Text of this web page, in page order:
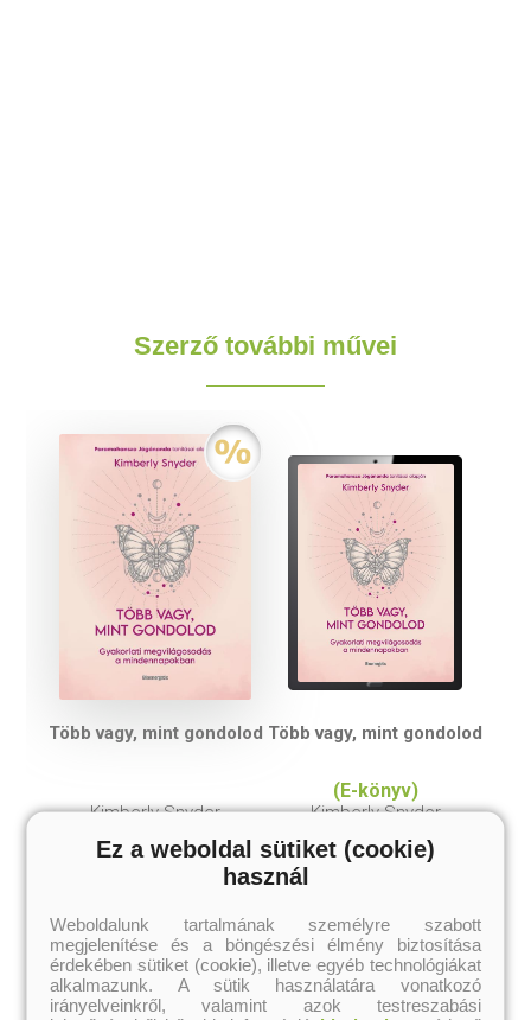
Szerző további művei
Több vagy, mint gondolod
Kimberly Snyder
Eredeti ár:
Akciós ár:
1 197 Ft
kosárba
Több vagy, mint gondolod
(E-könyv)
Kimberly Snyder
Korábbi ár:
2 712 Ft
Online ár:
3 390 Ft
kosárba
Ez a weboldal sütiket (cookie)
használ
Weboldalunk tartalmának személyre szabott
megjelenítése és a böngészési élmény biztosítása
érdekében sütiket (cookie), illetve egyéb technológiákat
alkalmazunk. A sütik használatára vonatkozó
irányelveinkről, valamint azok testreszabási